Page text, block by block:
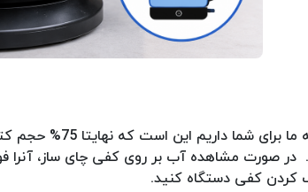
از این رو
در صورت مشاهده آب بر روی کفی چای ساز، آنرا
کفی دستگاه کنید.